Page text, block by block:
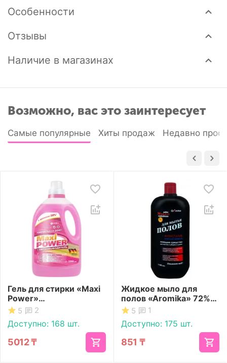
Особенности
Отзывы
Наличие в магазинах
Возможно, вас это заинтересует
Самые популярные Хиты продаж Недавно
Гель для стирки «Maxi
Power»
Пятновыводитель
3300 мл
5 2
Доступно: 168 шт.
5012₸
Жидкое мыло для
полов «Aromika» 72%
Морская свежесть
1100 мл
5 1
Доступно: 175 шт.
851 ₸